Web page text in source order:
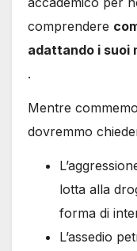
comprendere
adattando i suoi
.
Mentre
dovremmo
lotta alla
forma di
L’assedio